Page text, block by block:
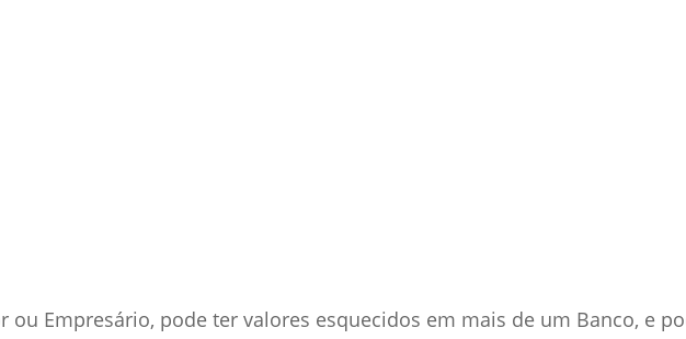
ou Empresário, pode ter valores esquecidos em mais de um Banco, e